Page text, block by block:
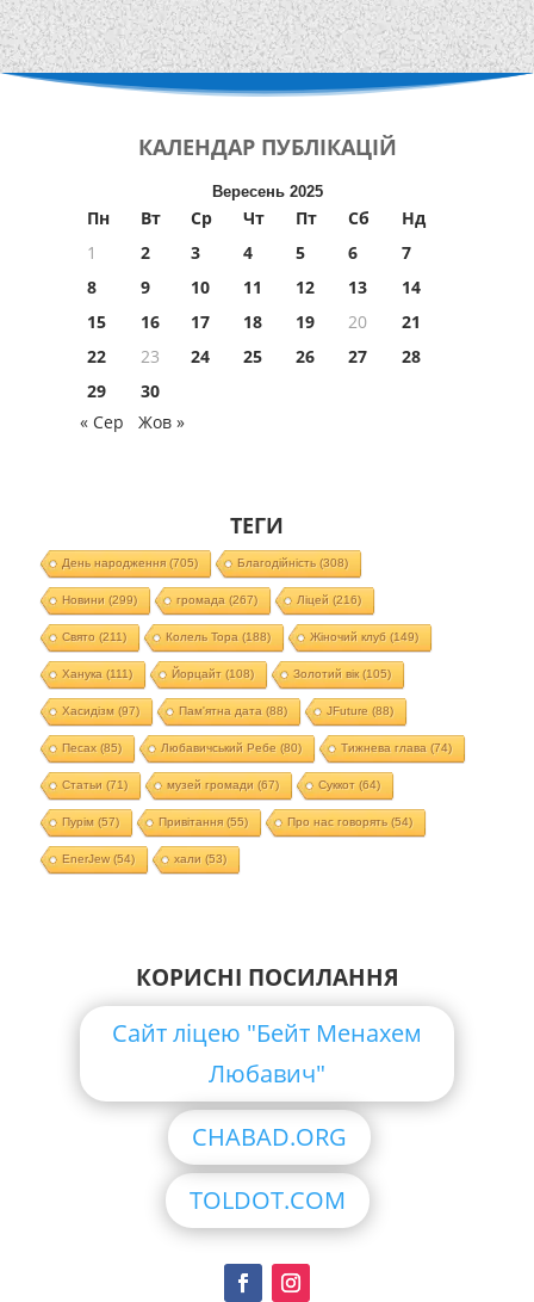
КАЛЕНДАР ПУБЛІКАЦІЙ
Вересень 2025
Пн Вт Ср Чт Пт Сб
Нд
1
2 3 4 5 6
7
8
9 10 11 12 13
14
15
16 17 18 19 20
21
22
23 24 25 26 27
28
29
30
« Сер
Жов »
ТЕГИ
День народження(705) Благодійність(308)
Новини (299) громада (267) Ліцей (216)
Свято (211) Колель Тора (188) Жіночий клуб (149)
Ханука (111) Йорцайт (108) Золотий вік(105)
Хасидізм (97) Пам'ятна дата (88) JFuture (88)
Песах(85) Любавичський Ребе (80) Тижнева глава (74)
Статьи (71) музей громади (67) Суккот (64)
Пурім (57) Привітання(55) Про нас говорять(54)
EnerJew(54) хали (53)
КОРИСНІ ПОСИЛАННЯ
Сайт ліцею "Бейт Менахем
Любавич"
CHABAD.ORG
TOLDOT.COM